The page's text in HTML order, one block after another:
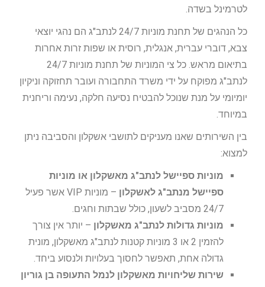
לטרמינל בשדה.
כל הנהגים של תחנת מוניות 24/7 לנתב"ג הם נהגי יוצאי
צבא, דוברי עברית, אנגלית, רוסית או שפות זרות אחרות
בתיאום מראש. כל צי המוניות של תחנת מוניות 24/7
לנתב"ג מפוקח על ידי משרד התחבורה ועובר תחזוקה וניקיון
יומיומי על מנת שנוכל להבטיח נסיעה חלקה, נעימה וריחנית
במיוחד.
בין השירותים שאנו מעניקים לתושבי אשקלון והסביבה ניתן
למצוא:
מוניות ספיישל לנתב"ג מאשקלון או מוניות
ספיישל מנתב"ג לאשקלון
– מוניות VIP אשר פעיל
24/7 מסביב לשעון, כולל שבתות וחגים.
מוניות גדולות לנתב"ג מאשקלון – יותר אין צורך
להזמין 2 או 3 מוניות קטנות לנתב"ג מאשקלון, מונית
גדולה אחת, תאפשר לחסוך בעלויות ולנסוע ביחד.
שירות שליחויות מאשקלון לנמל התעופה בן גוריון